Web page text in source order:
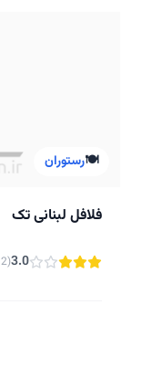
🍽️رستوران
فلافل لبنانی تک
3.0(2 نظر)